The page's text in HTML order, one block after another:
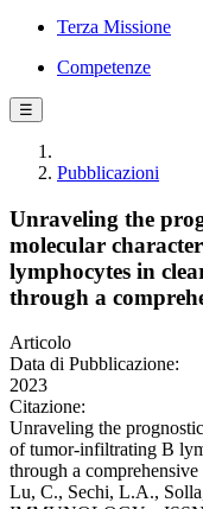
Terza Missione
Competenze
☰
Pubblicazioni
Unraveling the
molecular
lymphocytes in
through a
Articolo
Data di Pubblicazione:
2023
Citazione:
Unraveling the
of tumor-infiltrating B
through a
Lu, C., Sechi, L.A.,